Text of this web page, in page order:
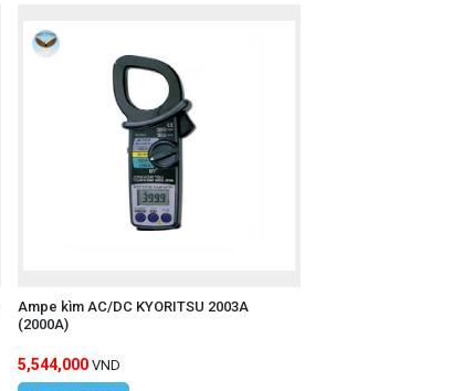
Ampe kìm AC/DC KYORITSU 2003A
(2000A)
5,544,000 VND